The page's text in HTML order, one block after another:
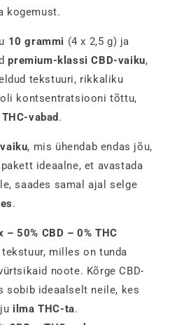
kogemust.
10 grammi (4 x 2,5 g) ja
premium-klassi CBD-vaiku,
tekstuuri, rikkaliku
kontsentratsiooni tõttu,
THC-vabad .
, mis ühendab endas jõu,
ideaalne, et avastada
saades samal ajal selge
.
50% CBD – 0% THC
milles on tunda
noote. Kõrge CBD-
sobib ideaalselt neile, kes
ilma THC-ta.